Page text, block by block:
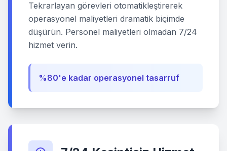
Tekrarlayan görevleri otomatikleştirerek
operasyonel maliyetleri dramatik biçimde
düşürün. Personel maliyetleri olmadan 7/24
hizmet verin.
%80'e kadar operasyonel tasarruf